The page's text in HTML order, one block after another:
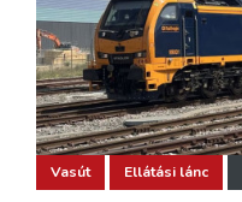
Vasút Ellátási lánc